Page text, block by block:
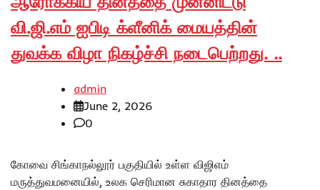
வி.ஜி.எம் ஐபிடி க்ளீனிக் மையத்தின்
துவக்க விழா நிகழ்ச்சி நடைபெற்றது. ..
admin
June 2, 2026
0
கோவை சிங்காநல்லூர் பகுதியில் உள்ள விஜிஎம்
மருத்துவமனையில், உலக செரிமான சுகாதார தினத்தை